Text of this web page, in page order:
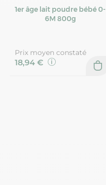
1er âge lait poudre bébé 0-
6M 800g
Prix moyen constaté
18,94 €